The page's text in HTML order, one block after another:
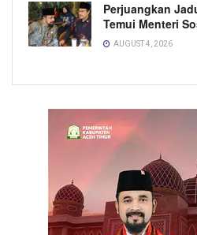
Perjuangkan
Temui Menteri
AUGUST 4, 2026